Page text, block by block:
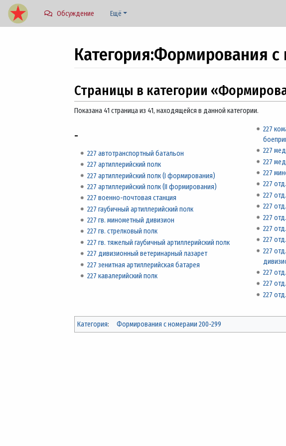
Обсуждение Ещё
Категория:Формирования с
Страницы в категории
Показана 41 страница из 41, находящейся в данной категории.
-
227 автотранспортный батальон
227 артиллерийский полк
227 артиллерийский полк (I формирования)
227 артиллерийский полк (II формирования)
227 военно-почтовая станция
227 гаубичный артиллерийский полк
227 гв. минометный дивизион
227 гв. стрелковый полк
227 гв. тяжелый гаубичный артиллерийский полк
227 дивизионный ветеринарный лазарет
227 зенитная артиллерийская батарея
227 кавалерийский полк
227
227
227
227
227
227
227
227
227
227
227
227
227
227
Категория: Формирования с номерами 200-299